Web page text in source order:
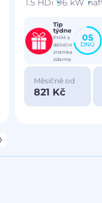
1.5 HDi 96 kW
Tip
týdne
PHM a
dálniční
známka
zdarma
05
DNŮ
Měsíčně od
821 Kč